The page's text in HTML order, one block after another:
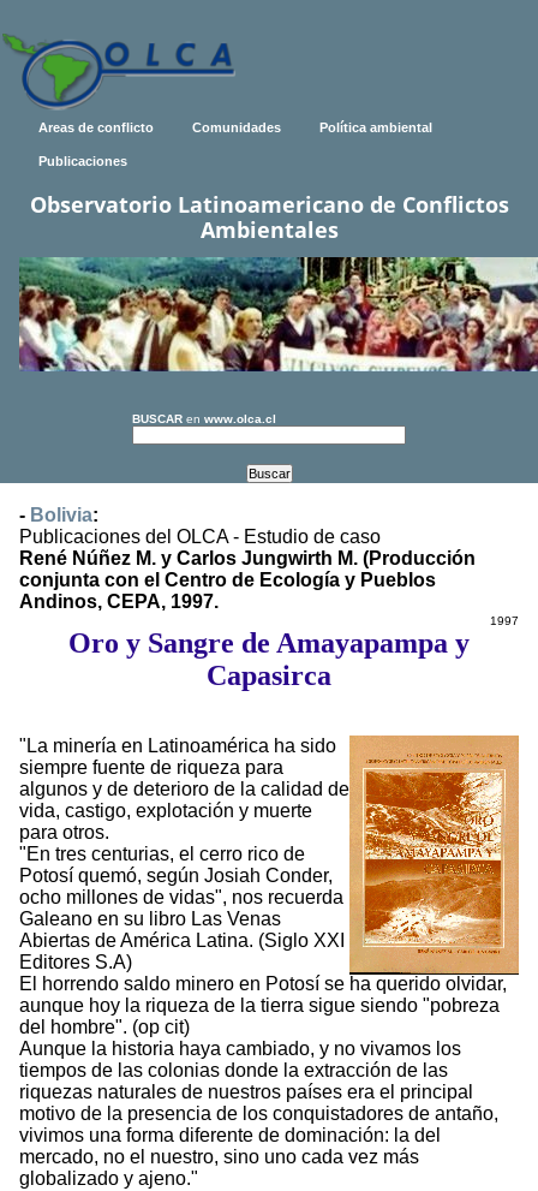
Areas de conflicto Comunidades Política ambiental
Publicaciones
Observatorio Latinoamericano de Conflictos
Ambientales
BUSCAR en www.olca.cl
- Bolivia:
Publicaciones del OLCA - Estudio de caso
René Núñez M. y Carlos Jungwirth M. (Producción
conjunta con el Centro de Ecología y Pueblos
Andinos, CEPA, 1997.
1997
Oro y Sangre de Amayapampa y
Capasirca
"La minería en Latinoamérica ha sido
siempre fuente de riqueza para
algunos y de deterioro de la calidad de
vida, castigo, explotación y muerte
para otros.
"En tres centurias, el cerro rico de
Potosí quemó, según Josiah Conder,
ocho millones de vidas", nos recuerda
Galeano en su libro Las Venas
Abiertas de América Latina. (Siglo XXI
Editores S.A)
El horrendo saldo minero en Potosí se ha querido olvidar,
aunque hoy la riqueza de la tierra sigue siendo "pobreza
del hombre". (op cit)
Aunque la historia haya cambiado, y no vivamos los
tiempos de las colonias donde la extracción de las
riquezas naturales de nuestros países era el principal
motivo de la presencia de los conquistadores de antaño,
vivimos una forma diferente de dominación: la del
mercado, no el nuestro, sino uno cada vez más
globalizado y ajeno."